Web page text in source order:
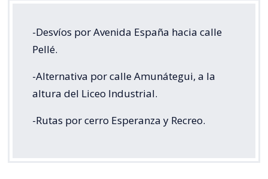
-Desvíos por Avenida España hacia calle
Pellé.
-Alternativa por calle Amunátegui, a la
altura del Liceo Industrial.
-Rutas por cerro Esperanza y Recreo.